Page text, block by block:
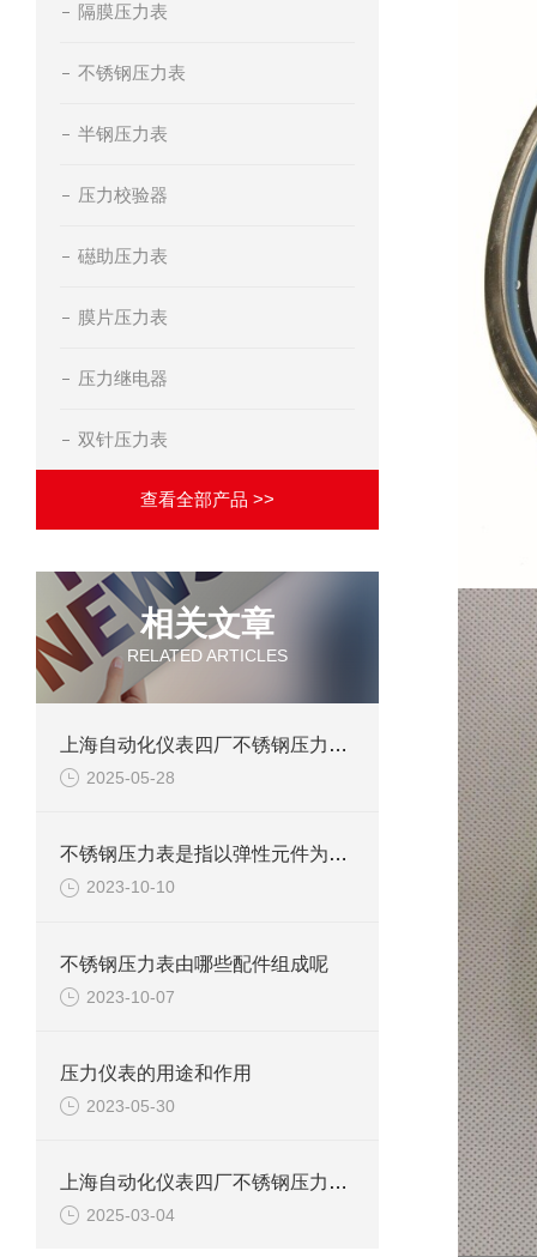
隔膜压力表
不锈钢压力表
半钢压力表
压力校验器
礠助压力表
膜片压力表
压力继电器
双针压力表
查看全部产品 >>
相关文章
RELATED ARTICLES
上海自动化仪表四厂不锈钢压力表的结构特点
2025-05-28
不锈钢压力表是指以弹性元件为敏感元件
2023-10-10
不锈钢压力表由哪些配件组成呢
2023-10-07
压力仪表的用途和作用
2023-05-30
上海自动化仪表四厂不锈钢压力表Y-100BF的多维度解析
2025-03-04